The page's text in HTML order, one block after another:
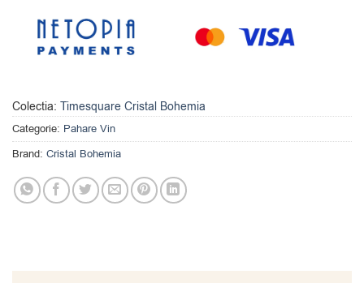
Colectia: Timesquare Cristal Bohemia
Categorie: Pahare Vin
Brand: Cristal Bohemia